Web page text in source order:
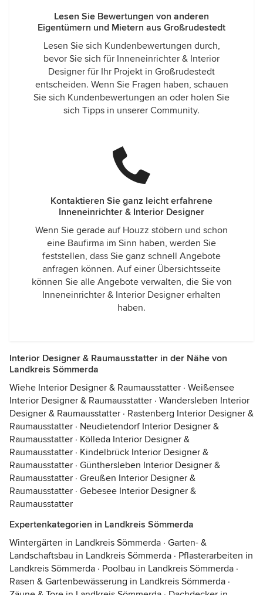
Lesen Sie Bewertungen von anderen
Eigentümern und Mietern aus Großrudestedt
Lesen Sie sich Kundenbewertungen durch,
bevor Sie sich für Inneneinrichter & Interior
Designer für Ihr Projekt in Großrudestedt
entscheiden. Wenn Sie Fragen haben, schauen
Sie sich Kundenbewertungen an oder holen Sie
sich Tipps in unserer Community.
Kontaktieren Sie ganz leicht erfahrene
Inneneinrichter & Interior Designer
Wenn Sie gerade auf Houzz stöbern und schon
eine Baufirma im Sinn haben, werden Sie
feststellen, dass Sie ganz schnell Angebote
anfragen können. Auf einer Übersichtsseite
können Sie alle Angebote verwalten, die Sie von
Inneneinrichter & Interior Designer erhalten
haben.
Interior Designer & Raumausstatter in der Nähe von
Landkreis Sömmerda
Wiehe Interior Designer & Raumausstatter · Weißensee
Interior Designer & Raumausstatter · Wandersleben Interior
Designer & Raumausstatter · Rastenberg Interior Designer &
Raumausstatter · Neudietendorf Interior Designer &
Raumausstatter · Kölleda Interior Designer &
Raumausstatter · Kindelbrück Interior Designer &
Raumausstatter · Günthersleben Interior Designer &
Raumausstatter · Greußen Interior Designer &
Raumausstatter · Gebesee Interior Designer &
Raumausstatter
Expertenkategorien in Landkreis Sömmerda
Wintergärten in Landkreis Sömmerda · Garten- &
Landschaftsbau in Landkreis Sömmerda · Pflasterarbeiten in
Landkreis Sömmerda · Poolbau in Landkreis Sömmerda ·
Rasen & Gartenbewässerung in Landkreis Sömmerda ·